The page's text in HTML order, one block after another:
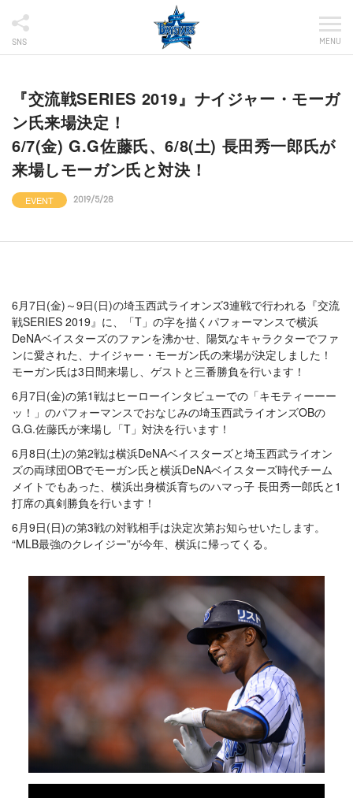
SNS MENU
『交流戦SERIES 2019』ナイジャー・モーガ
ン氏来場決定！
6/7(金) G.G佐藤氏、6/8(土) 長田秀一郎氏が
来場しモーガン氏と対決！
EVENT 2019/5/28
6月7日(金)～9日(日)の埼玉西武ライオンズ3連戦で行われる『交流
戦SERIES 2019』に、「T」の字を描くパフォーマンスで横浜
DeNAベイスターズのファンを沸かせ、陽気なキャラクターでファ
ンに愛された、ナイジャー・モーガン氏の来場が決定しました！
モーガン氏は3日間来場し、ゲストと三番勝負を行います！
6月7日(金)の第1戦はヒーローインタビューでの「キモティーーー
ッ！」のパフォーマンスでおなじみの埼玉西武ライオンズOBの
G.G.佐藤氏が来場し「T」対決を行います！
6月8日(土)の第2戦は横浜DeNAベイスターズと埼玉西武ライオン
ズの両球団OBでモーガン氏と横浜DeNAベイスターズ時代チーム
メイトでもあった、横浜出身横浜育ちのハマっ子 長田秀一郎氏と1
打席の真剣勝負を行います！
6月9日(日)の第3戦の対戦相手は決定次第お知らせいたします。
“MLB最強のクレイジー”が今年、横浜に帰ってくる。